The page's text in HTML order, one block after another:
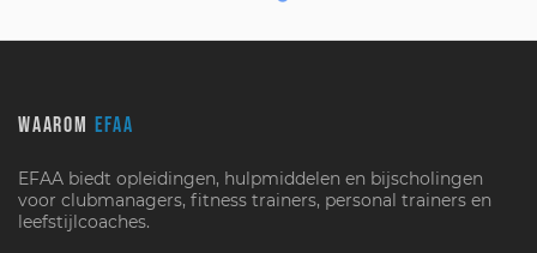
WAAROM EFAA
EFAA biedt opleidingen, hulpmiddelen en bijscholingen
voor clubmanagers, fitness trainers, personal trainers en
leefstijlcoaches.